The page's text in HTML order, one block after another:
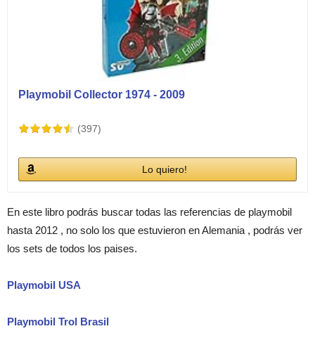
Playmobil Collector 1974 - 2009
(397)
Lo quiero!
En este libro podrás buscar todas las referencias de playmobil
hasta 2012 , no solo los que estuvieron en Alemania , podrás ver
los sets de todos los paises.
Playmobil USA
Playmobil Trol Brasil